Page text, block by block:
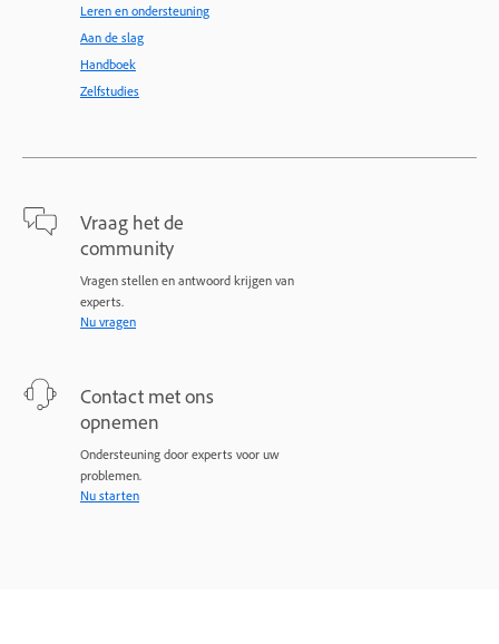
Leren en ondersteuning
Aan de slag
Handboek
Zelfstudies
Vraag het de
community
Vragen stellen en antwoord krijgen van
experts.
Nu vragen
Contact met ons
opnemen
Ondersteuning door experts voor uw
problemen.
Nu starten